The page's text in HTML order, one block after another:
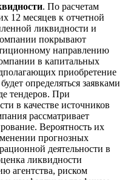
. По расчетам
12 месяцев к отчетной
ликвидности и
покрывают
направлению
в капитальных
приобретение
определяться заявками
тендеров. При
в качестве источников
рассматривает
Вероятность их
прогнозных
деятельности в
ликвидности
агентства, риском